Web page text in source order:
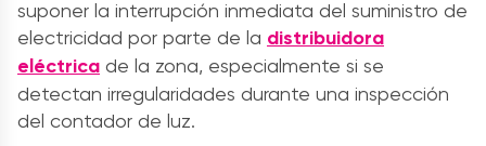
suponer la interrupción inmediata del suministro de
electricidad por parte de la distribuidora
eléctrica de la zona, especialmente si se
detectan irregularidades durante una inspección
del contador de luz.